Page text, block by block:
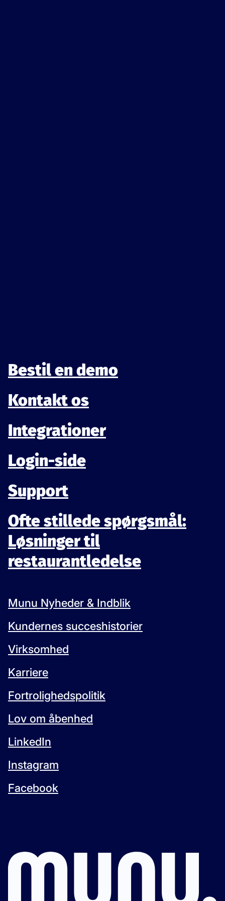
Bestil en demo
Kontakt os
Integrationer
Login-side
Support
Ofte stillede spørgsmål:
Løsninger til
restaurantledelse
Munu Nyheder & Indblik
Kundernes succeshistorier
Virksomhed
Karriere
Fortrolighedspolitik
Lov om åbenhed
LinkedIn
Instagram
Facebook